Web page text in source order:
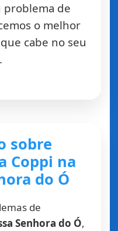
problema de
o melhor
cabe no seu
sobre
Coppi na
do Ó
de
Senhora do Ó,